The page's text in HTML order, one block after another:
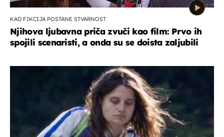
KAD FIKCIJA POSTANE STVARNOST
Njihova ljubavna priča zvuči kao film: Prvo ih
spojili scenaristi, a onda su se doista zaljubili